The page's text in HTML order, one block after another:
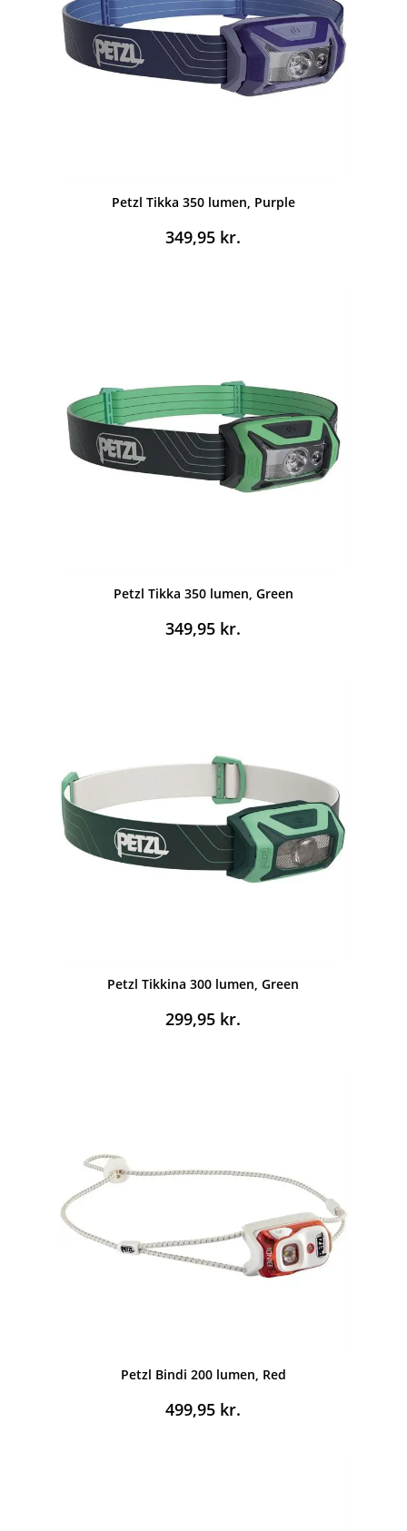
Petzl Tikka 350 lumen, Purple
349,95 kr.
Petzl Tikka 350 lumen, Green
349,95 kr.
Petzl Tikkina 300 lumen, Green
299,95 kr.
Petzl Bindi 200 lumen, Red
499,95 kr.